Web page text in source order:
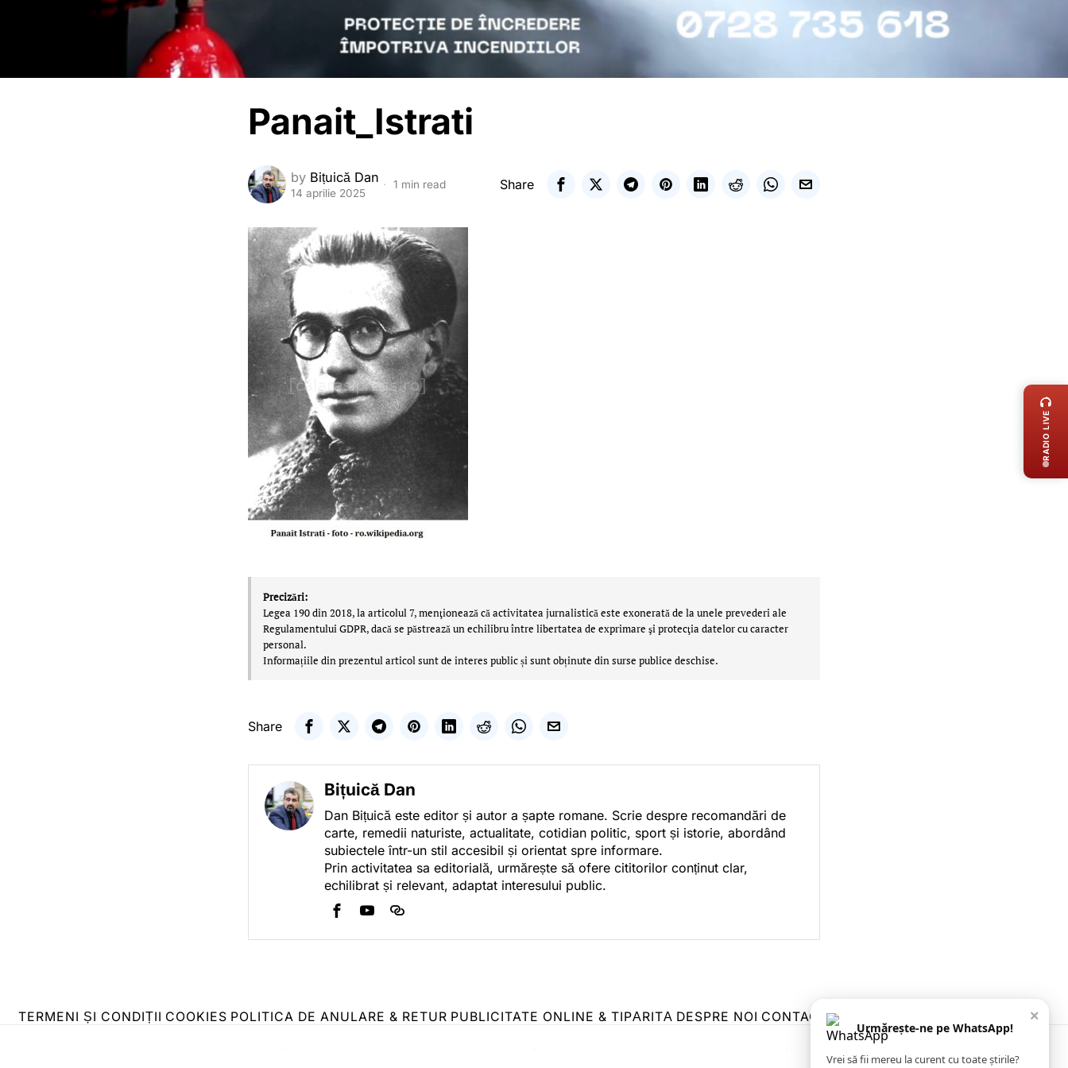
Panait_Istrati
by Bițuică Dan
14 aprilie 2025
1 min read Share
Precizări:
Legea 190 din 2018, la articolul 7, menţionează că activitatea jurnalistică este exonerată de la unele prevederi ale
Regulamentului GDPR, dacă se păstrează un echilibru între libertatea de exprimare şi protecţia datelor cu caracter
personal.
Informațiile din prezentul articol sunt de interes public și sunt obținute din surse publice deschise.
Share
Bițuică Dan
Dan Bițuică este editor și autor a șapte romane. Scrie despre recomandări de
carte, remedii naturiste, actualitate, cotidian politic, sport și istorie, abordând
subiectele într-un stil accesibil și orientat spre informare.
Prin activitatea sa editorială, urmărește să ofere cititorilor conținut clar,
echilibrat și relevant, adaptat interesului public.
TERMENI ȘI CONDIȚII COOKIES POLITICA DE ANULARE & RETUR PUBLICITATE ONLINE & TIPĂRITĂ DESPRE NOI CONTACT ZIARUL ANUNȚUL CĂLĂRĂȘEAN
×
Urmărește-ne pe WhatsApp!
Vrei să fii mereu la curent cu toate știrile?
RADIO LIVE